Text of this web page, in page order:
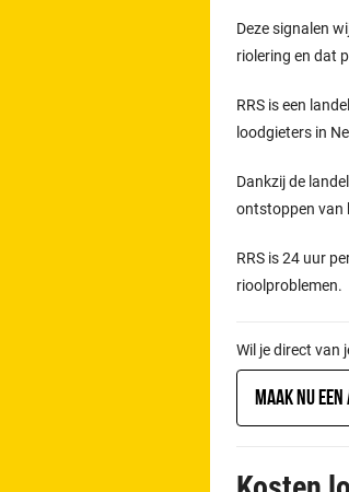
Deze signalen
riolering en dat
RRS is een
loodgieters in
Dankzij de
ontstoppen van
RRS is 24 uur
rioolproblemen.
Wil je direct van
Maak nu